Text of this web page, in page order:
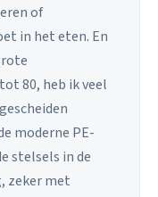
of
in het eten. En
80, heb ik veel
moderne PE-
stelsels in de
zeker met